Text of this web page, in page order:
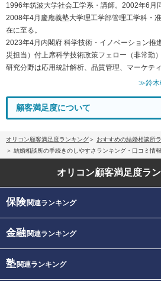
1996年筑波大学社会工学系・講師。2002年6月
2008年4月慶應義塾大学理工学部管理工学科・
在に至る。
2023年4月内閣府 科学技術・イノベーション推
災担当）付上席科学技術政策フェロー（非常勤）
研究分野は応用統計解析、品質管理、マーケティ
≫鈴木
顧客満足度について
オリコン顧客満足度ランキング おすすめの結婚相談所
結婚相談所の手続きのしやすさランキング・口コミ情報
オリコン顧客満足度ラ
保険関連ランキング
金融関連ランキング
塾関連ランキング